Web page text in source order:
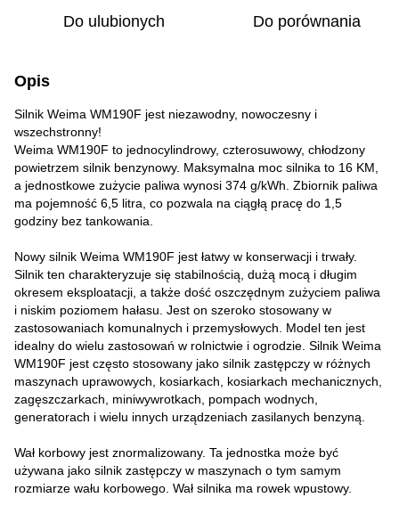
Do ulubionych Do porównania
Opis
Silnik Weima WM190F jest niezawodny, nowoczesny i
wszechstronny!
Weima WM190F to jednocylindrowy, czterosuwowy, chłodzony
powietrzem silnik benzynowy. Maksymalna moc silnika to 16 KM,
a jednostkowe zużycie paliwa wynosi 374 g/kWh. Zbiornik paliwa
ma pojemność 6,5 litra, co pozwala na ciągłą pracę do 1,5
godziny bez tankowania.
Nowy silnik Weima WM190F jest łatwy w konserwacji i trwały.
Silnik ten charakteryzuje się stabilnością, dużą mocą i długim
okresem eksploatacji, a także dość oszczędnym zużyciem paliwa
i niskim poziomem hałasu. Jest on szeroko stosowany w
zastosowaniach komunalnych i przemysłowych. Model ten jest
idealny do wielu zastosowań w rolnictwie i ogrodzie. Silnik Weima
WM190F jest często stosowany jako silnik zastępczy w różnych
maszynach uprawowych, kosiarkach, kosiarkach mechanicznych,
zagęszczarkach, miniwywrotkach, pompach wodnych,
generatorach i wielu innych urządzeniach zasilanych benzyną.
Wał korbowy jest znormalizowany. Ta jednostka może być
używana jako silnik zastępczy w maszynach o tym samym
rozmiarze wału korbowego. Wał silnika ma rowek wpustowy.